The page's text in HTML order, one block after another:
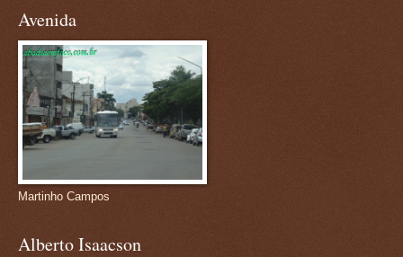
Avenida
Martinho Campos
Alberto Isaacson